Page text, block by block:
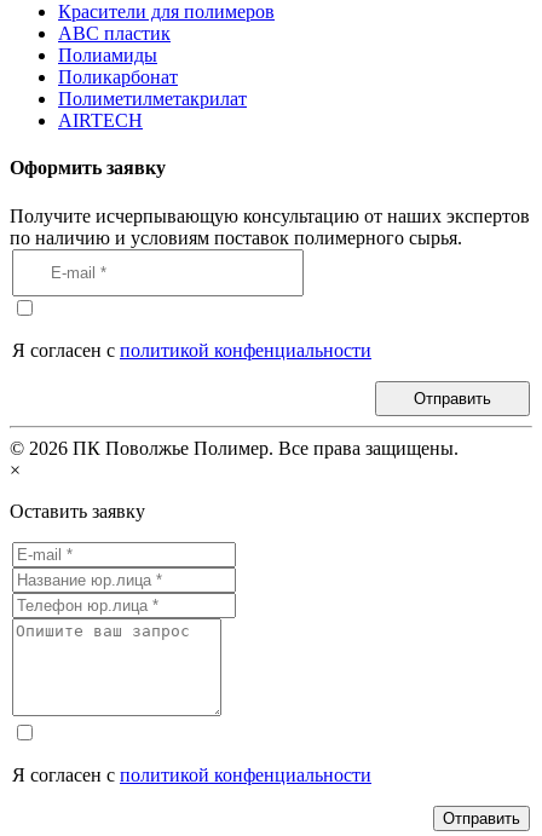
Красители для полимеров
АВС пластик
Полиамиды
Поликарбонат
Полиметилметакрилат
AIRTECH
Оформить заявку
Получите исчерпывающую консультацию от наших экспертов
по наличию и условиям поставок полимерного сырья.
Я согласен с политикой конфенциальности
Отправить
© 2026 ПК Поволжье Полимер. Все права защищены.
×
Оставить заявку
Я согласен с политикой конфенциальности
Отправить